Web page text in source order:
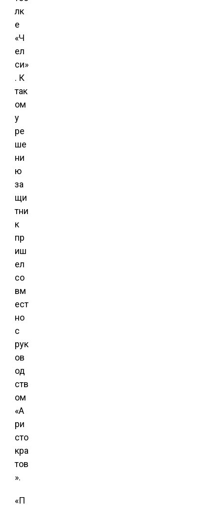
лк
е
«Ч
ел
си»
. К
так
ом
у
ре
ше
ни
ю
за
щи
тни
к
пр
иш
ел
со
вм
ест
но
с
рук
ов
од
ств
ом
«А
ри
сто
кра
тов
».
«П